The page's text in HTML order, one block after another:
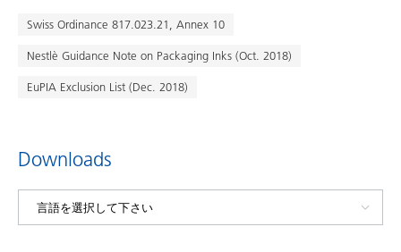
Swiss Ordinance 817.023.21, Annex 10
Nestlè Guidance Note on Packaging Inks (Oct. 2018)
EuPIA Exclusion List (Dec. 2018)
Downloads